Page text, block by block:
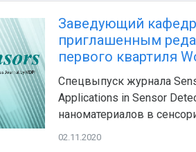
Заведующий
приглашенным
первого квартиля
Спецвыпуск журнала
Applications in Sensor
наноматериалов в
02.11.2020